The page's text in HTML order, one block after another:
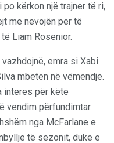
kërkon një trajner të ri,
me nevojën për të
Liam Rosenior.
emra si Xabi
mbeten në vëmendje.
interes për këtë
vendim përfundimtar.
nga McFarlane e
të sezonit, duke e